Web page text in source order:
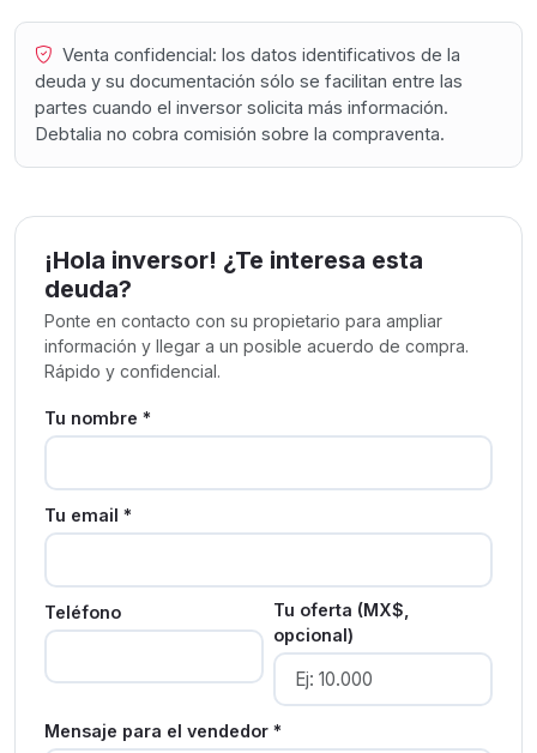
Venta confidencial: los datos identificativos de la
deuda y su documentación sólo se facilitan entre las
partes cuando el inversor solicita más información.
Debtalia no cobra comisión sobre la compraventa.
¡Hola inversor! ¿Te interesa esta
deuda?
Ponte en contacto con su propietario para ampliar
información y llegar a un posible acuerdo de compra.
Rápido y confidencial.
Tu nombre *
Tu email *
Teléfono
Tu oferta (MX$,
opcional)
Mensaje para el vendedor *